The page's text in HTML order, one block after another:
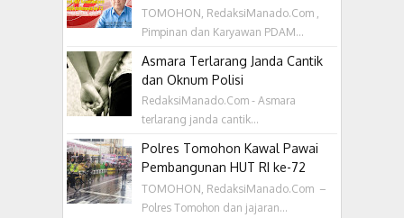
TOMOHON, RedaksiManado.Com ,
Pimpinan dan Karyawan PDAM...
Asmara Terlarang Janda Cantik
dan Oknum Polisi
RedaksiManado.Com - Asmara
terlarang janda cantik...
Polres Tomohon Kawal Pawai
Pembangunan HUT RI ke-72
TOMOHON, RedaksiManado.Com –
Polres Tomohon dan jajaran...